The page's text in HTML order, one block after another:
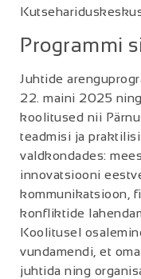
Programmi
Juhtide
22. maini 2025
koolitused nii
teadmisi ja
valdkondades:
innovatsiooni
kommunikatsioon,
konfliktide
Koolitusel
vundamendi, et
juhtida ning